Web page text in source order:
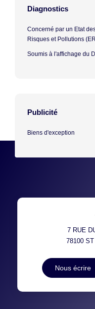
Diagnostics
Concerné par un Etat
Risques et Pollutions
Soumis à l'affichage du
Publicité
Biens d'exception
7 RUE
78100
Nous écrire